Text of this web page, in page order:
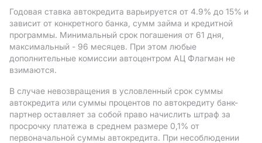
Годовая ставка автокредита варьируется от 4.9% до 15% и
зависит от конкретного банка, сумм займа и кредитной
программы. Минимальный срок погашения от 61 дня,
максимальный - 96 месяцев. При этом любые
дополнительные комиссии автоцентром АЦ Флагман не
взимаются.
В случае невозвращения в условленный срок суммы
автокредита или суммы процентов по автокредиту банк-
партнер оставляет за собой право начислить штраф за
просрочку платежа в среднем размере 0,1% от
первоначальной суммы автокредита. При несоблюдении